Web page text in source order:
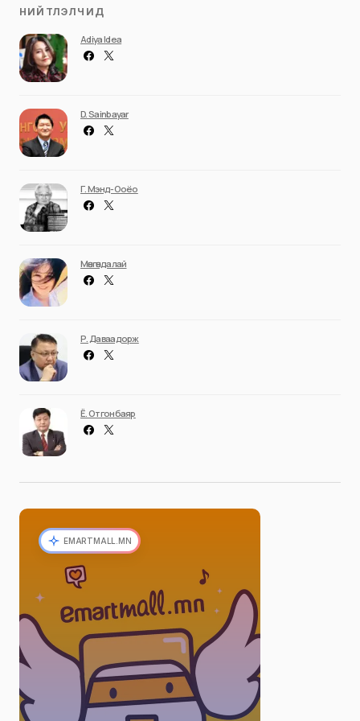
НИЙТЛЭЛЧИД
Adiya Idea
D. Sainbayar
Г. Мэнд-Ооёо
Мөнгөндалай
Р. Даваадорж
Ё. Отгонбаяр
EMARTMALL.MN